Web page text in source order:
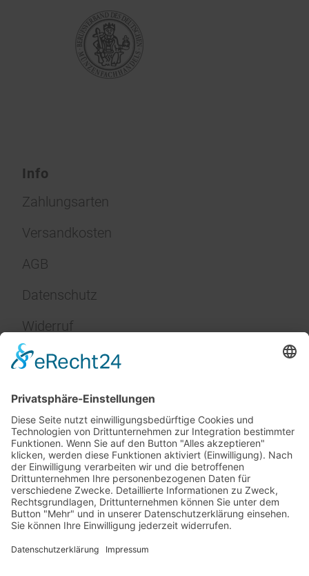
Info
Zahlungsarten
Versandkosten
AGB
Datenschutz
Widerruf
Impressum
Service
FAQ
Zahlungsarten